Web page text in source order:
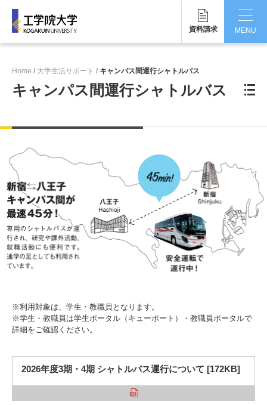
資料請求
MENU
国際交流・留学
研究・産学連携
就職・キャリア
キャンパス
入試情報
受験生の方 在学生・保証人の方
Home 大学生活サポート キャンパス間運行シャトルバス
キャンパス間運行シャトルバス
※利用対象は、学生・教職員となります。
※学生・教職員は学生ポータル（キューポート）・教職員ポータルで
詳細をご確認ください。
2026年度3期・4期 シャトルバス運行について [172KB]